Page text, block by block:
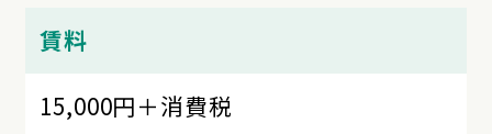
賃料
15,000円＋消費税